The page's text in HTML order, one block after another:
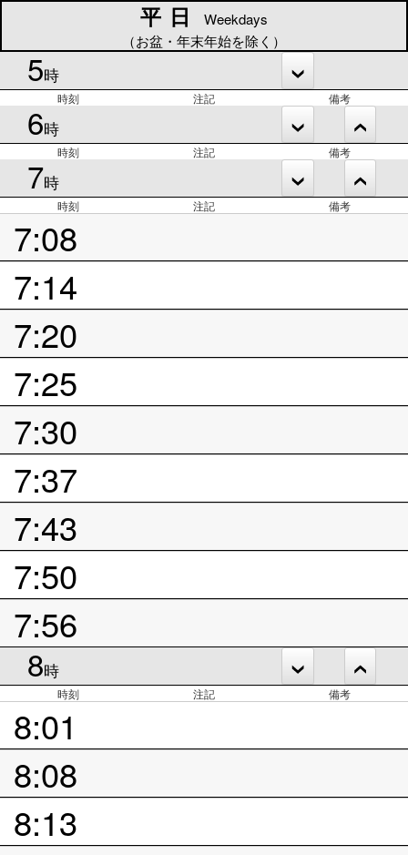
平日
Weekdays
（お盆・年末年始を除く）
5時
時刻 注記 備考
6時
時刻 注記 備考
7時
時刻 注記 備考
7:08
7:14
7:20
7:25
7:30
7:37
7:43
7:50
7:56
8時
時刻 注記 備考
8:01
8:08
8:13